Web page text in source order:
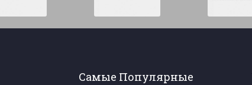
Самые Популярные